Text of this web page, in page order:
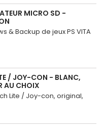
MICRO SD -
& Backup de jeux PS VITA
/ JOY-CON - BLANC,
AU CHOIX
Lite / Joy-con, original,